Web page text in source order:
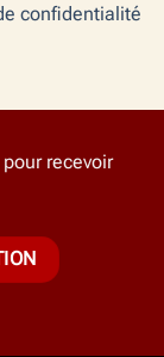
confidentialité
recevoir